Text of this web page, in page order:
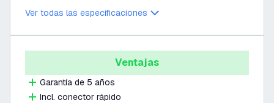
Ver todas las especificaciones
Ventajas
Garantía de 5 años
Incl. conector rápido